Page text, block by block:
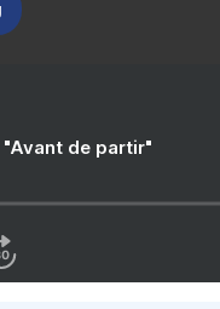
"Avant de partir"